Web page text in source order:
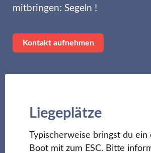
mitbringen: Segeln !
Kontakt aufnehmen
Liegeplätze
Typischerweise bringst du ein
Boot mit zum ESC. Bitte